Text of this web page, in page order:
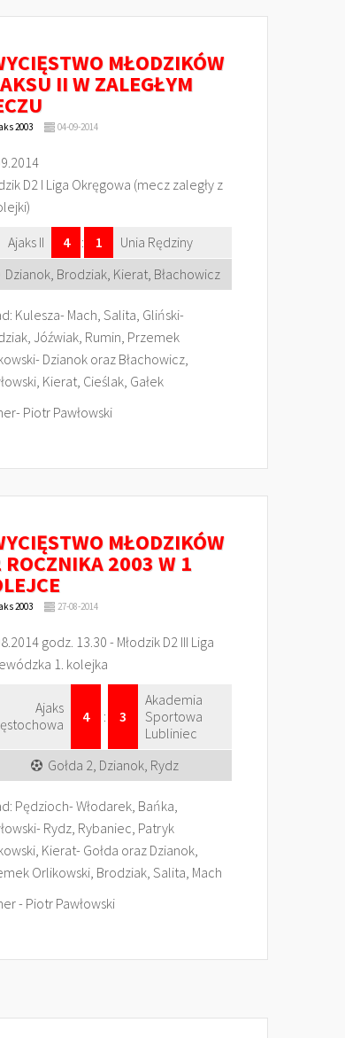
MŁODZIKÓW
II W ZALEGŁYM
2003 04-09-2014
D2 I Liga Okręgowa (mecz zaległy z
Ajaks II
4 : 1
Unia Rędziny
Dzianok, Brodziak, Kierat, Błachowicz
Kulesza- Mach, Salita, Gliński-
Jóźwiak, Rumin, Przemek
Dzianok oraz Błachowicz,
Kierat, Cieślak, Gałek
Piotr Pawłowski
MŁODZIKÓW
ROCZNIKA 2003 W 1
2003 27-08-2014
godz. 13.30 - Młodzik D2 III Liga
1. kolejka
Ajaks
4 : 3
Akademia
Sportowa
Lubliniec
Gołda 2, Dzianok, Rydz
Pędzioch- Włodarek, Bańka,
Rydz, Rybaniec, Patryk
Kierat- Gołda oraz Dzianok,
Orlikowski, Brodziak, Salita, Mach
- Piotr Pawłowski